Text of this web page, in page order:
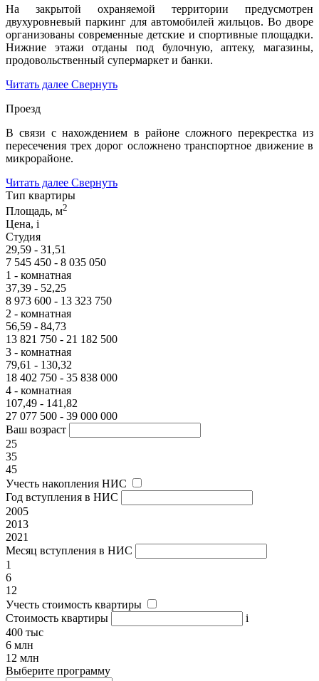
На закрытой охраняемой территории предусмотрен
двухуровневый паркинг для автомобилей жильцов. Во дворе
организованы современные детские и спортивные площадки.
Нижние этажи отданы под булочную, аптеку, магазины,
продовольственный супермаркет и банки.
Читать далее Свернуть
Проезд
В связи с нахождением в районе сложного перекрестка из
пересечения трех дорог осложнено транспортное движение в
микрорайоне.
Читать далее Свернуть
Тип квартиры
Площадь, м2
Цена, i
Студия
29,59 - 31,51
7 545 450 - 8 035 050
1 - комнатная
37,39 - 52,25
8 973 600 - 13 323 750
2 - комнатная
56,59 - 84,73
13 821 750 - 21 182 500
3 - комнатная
79,61 - 130,32
18 402 750 - 35 838 000
4 - комнатная
107,49 - 141,82
27 077 500 - 39 000 000
Ваш возраст
25
35
45
Учесть накопления НИС
Год вступления в НИС
2005
2013
2021
Месяц вступления в НИС
1
6
12
Учесть стоимость квартиры
Стоимость квартиры
i
400 тыс
6 млн
12 млн
Выберите программу